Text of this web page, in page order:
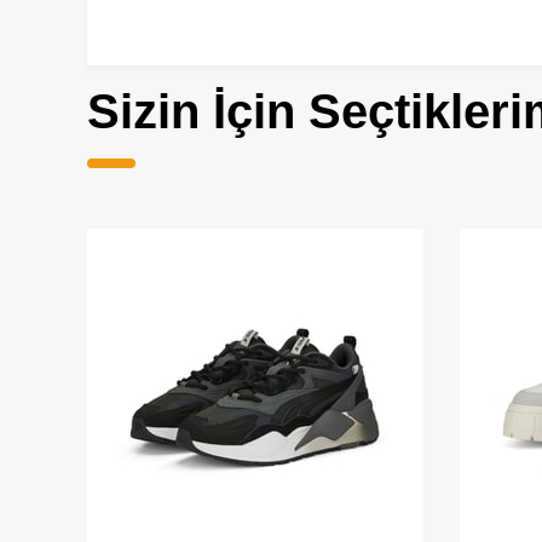
Sizin İçin